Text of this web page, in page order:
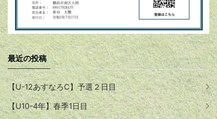
最近の投稿
【U-12あすなろC】予選２日目
【U10-4年】春季1日目